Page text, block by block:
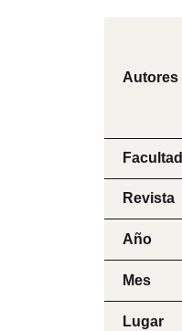
Autores
Facultad
Revista
Año
Mes
Lugar